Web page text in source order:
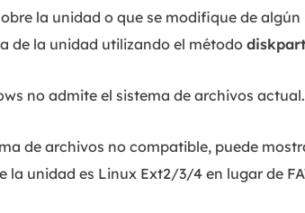
la unidad o que se modifique de
de la unidad utilizando el método diskpart
no admite el sistema de archivos actual.
de archivos no compatible, puede
unidad es Linux Ext2/3/4 en lugar de